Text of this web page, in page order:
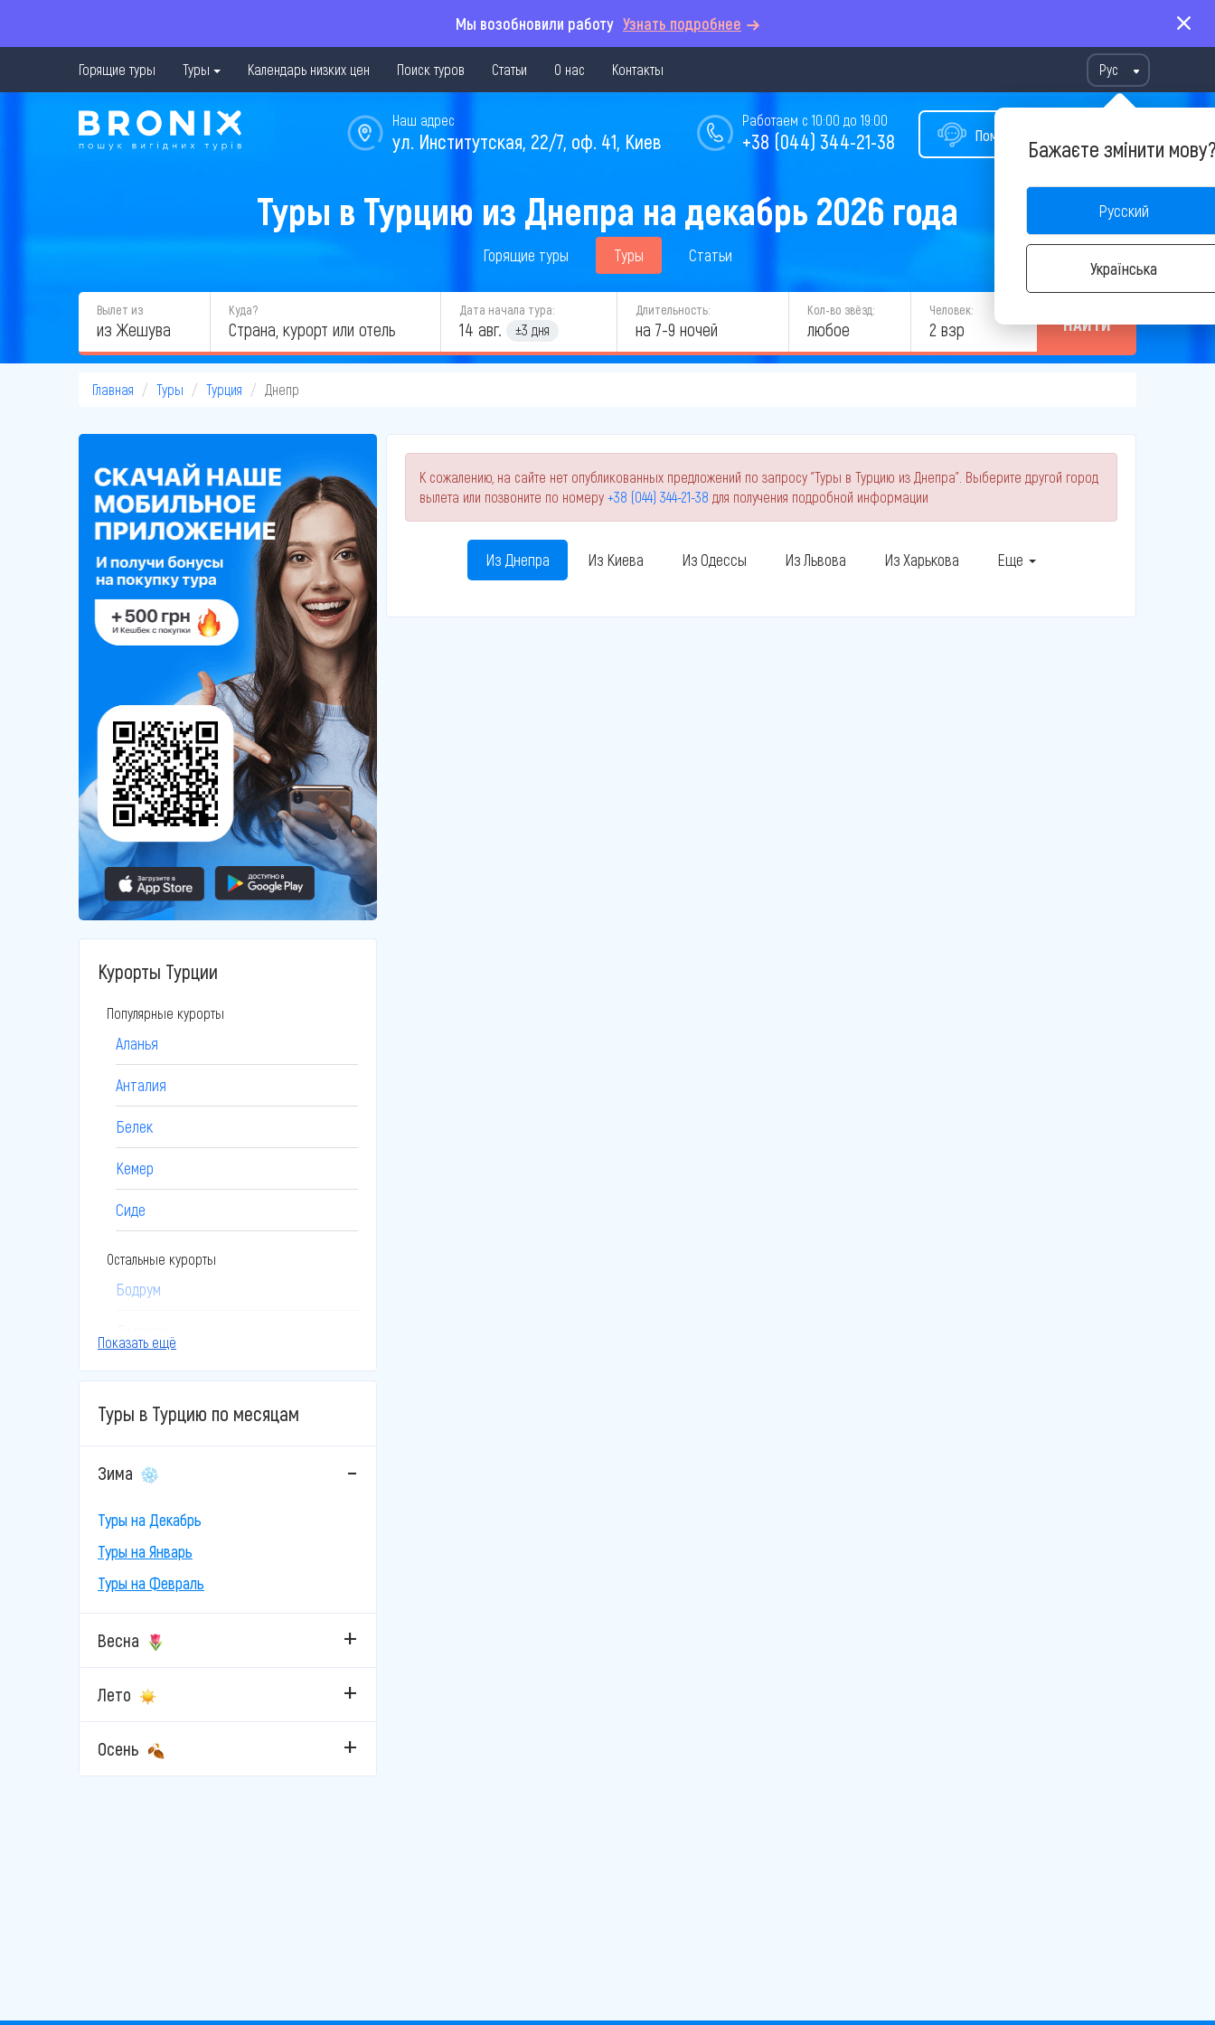
Мы возобновили работу Узнать подробнее
Горящие туры Туры Календарь низких цен Поиск туров Статьи О нас Контакты Рус
Бажаєте змінити
Русский
Українська
Помощь в подборе тура
Работаем с 10:00 до 19:00
+38 (044) 344-21-38
Наш адрес
ул. Институтская, 22/7, оф. 41, Киев
Туры в Турцию из Днепра на декабрь 2026 года
Горящие туры Туры Статьи
Вылет из
из Жешува
Куда? Дата начала тура:
14 авг. ±3 дня
Длительность:
на 7-9 ночей
Кол-во звёзд:
любое
Человек:
2 взр НАЙТИ
Главная Туры Турция Днепр
Курорты Турции
Популярные курорты
Аланья
Анталия
Белек
Кемер
Сиде
Остальные курорты
Бодрум
Дидим
Измир
Мармарис
Фетхие
Чешме
Показать ещё
Туры в Турцию по месяцам
Зима
Туры на Декабрь
Туры на Январь
Туры на Февраль
Весна
Лето
Осень
К сожалению, на сайте нет опубликованных предложений по запросу "Туры в Турцию из Днепра". Выберите другой город
вылета или позвоните по номеру +38 (044) 344-21-38 для получения подробной информации
Из Днепра Из Киева Из Одессы Из Львова Из Харькова Еще